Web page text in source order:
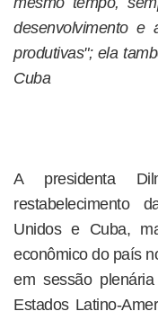
desenvolvimento e
produtivas"; ela
Cuba
A presidenta
restabelecimento
Unidos e Cuba,
econômico do país
em sessão
Estados Latino-